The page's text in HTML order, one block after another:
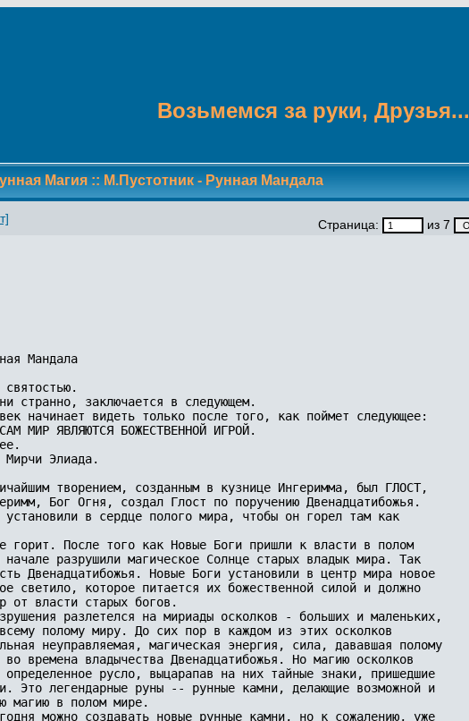
Возьмемся за руки, Друзья...
Магия :: М.Пустотник - Рунная Мандала
Страница: из 7
Мандала
странно, заключается в следующем.
начинает видеть только после того, как поймет следующее:
МИР ЯВЛЯЮТСЯ БОЖЕСТВЕННОЙ ИГРОЙ.
Мирчи Элиада.
творением, созданным в кузнице Ингеримма, был ГЛОСТ,
Бог Огня, создал Глост по поручению Двенадцатибожья.
установили в сердце полого мира, чтобы он горел там как
горит. После того как Новые Боги пришли к власти в полом
разрушили магическое Солнце старых владык мира. Так
Двенадцатибожья. Новые Боги установили в центр мира новое
светило, которое питается их божественной силой и должно
от власти старых богов.
разлетелся на мириады осколков - больших и маленьких,
полому миру. До сих пор в каждом из этих осколков
неуправляемая, магическая энергия, сила, дававшая полому
времена владычества Двенадцатибожья. Но магию осколков
определенное русло, выцарапав на них тайные знаки, пришедшие
Это легендарные руны -- рунные камни, делающие возможной и
магию в полом мире.
можно создавать новые рунные камни, но к сожалению, уже